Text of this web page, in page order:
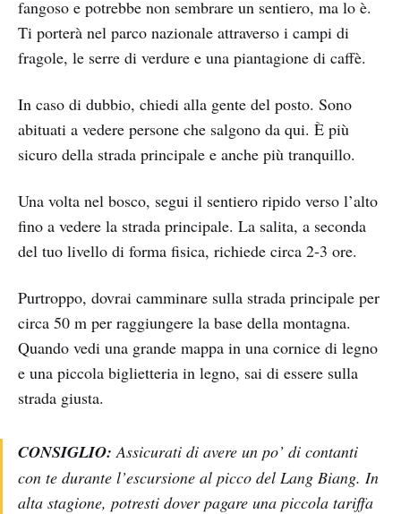
fangoso e potrebbe non sembrare un sentiero, ma lo è.
Ti porterà nel parco nazionale attraverso i campi di
fragole, le serre di verdure e una piantagione di caffè.
In caso di dubbio, chiedi alla gente del posto. Sono
abituati a vedere persone che salgono da qui. È più
sicuro della strada principale e anche più tranquillo.
Una volta nel bosco, segui il sentiero ripido verso l’alto
fino a vedere la strada principale. La salita, a seconda
del tuo livello di forma fisica, richiede circa 2-3 ore.
Purtroppo, dovrai camminare sulla strada principale per
circa 50 m per raggiungere la base della montagna.
Quando vedi una grande mappa in una cornice di legno
e una piccola biglietteria in legno, sai di essere sulla
strada giusta.
CONSIGLIO: Assicurati di avere un po’ di contanti
con te durante l’escursione al picco del Lang Biang. In
alta stagione, potresti dover pagare una piccola tariffa